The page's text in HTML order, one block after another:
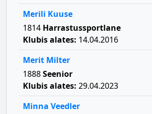
Merili Kuuse
1814 Harrastussportlane
Klubis alates: 14.04.2016
Merit Milter
1888Seenior
Klubis alates: 29.04.2023
Minna Veedler